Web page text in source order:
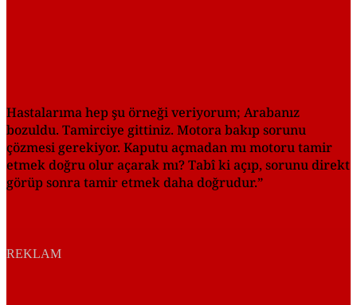
Hastalarıma hep şu örneği veriyorum; Arabanız
bozuldu. Tamirciye gittiniz. Motora bakıp sorunu
çözmesi gerekiyor. Kaputu açmadan mı motoru tamir
etmek doğru olur açarak mı? Tabî ki açıp, sorunu direkt
görüp sonra tamir etmek daha doğrudur.”
REKLAM